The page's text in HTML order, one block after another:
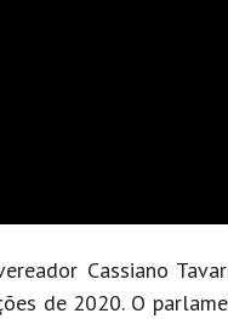
Cassiano
de 2020. O